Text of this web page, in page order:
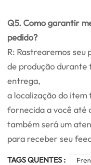
Q5. Como garantir
pedido?
R: Rastrearemos
de produção durante
entrega,
a localização do
fornecida a você até
também será um
para receber seu
TAGS QUENTES :